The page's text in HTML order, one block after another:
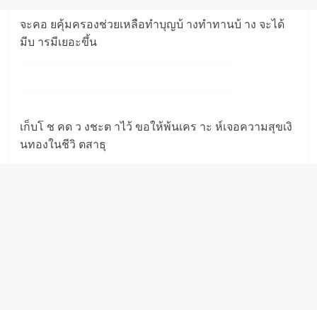
จะคอ ยคุ้มครองช่วยเหลือทำบุญบ้ างทำทานบ้ าง จะได้
มีบ ารมีเยอะขึ้น
เก็บโ ช คด ว งชะต าไว้ ขอให้พ้นเคร าะ ห์เจอความสุขเงิ
นทองในชีวิ ตสาธุ